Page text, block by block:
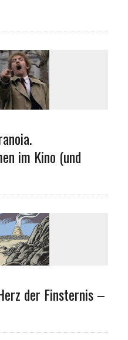
im Kino (und
der Finsternis –